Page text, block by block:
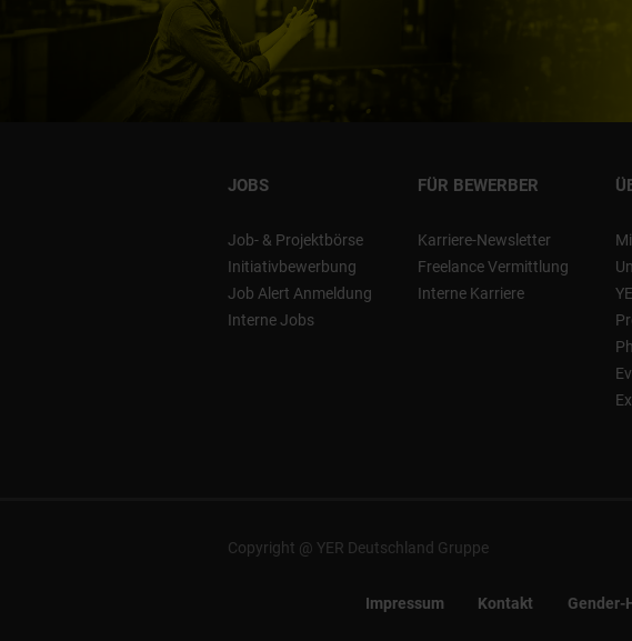
JOBS
Job- & Projektbörse
Initiativbewerbung
Job Alert Anmeldung
Interne Jobs
FÜR BEWERBER
Karriere-Newsletter
Freelance Vermittlung
Interne Karriere
Copyright @ YER Deutschland Gruppe
Impressum Kontakt Gender-